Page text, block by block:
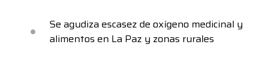
Se agudiza escasez de oxígeno medicinal y
alimentos en La Paz y zonas rurales